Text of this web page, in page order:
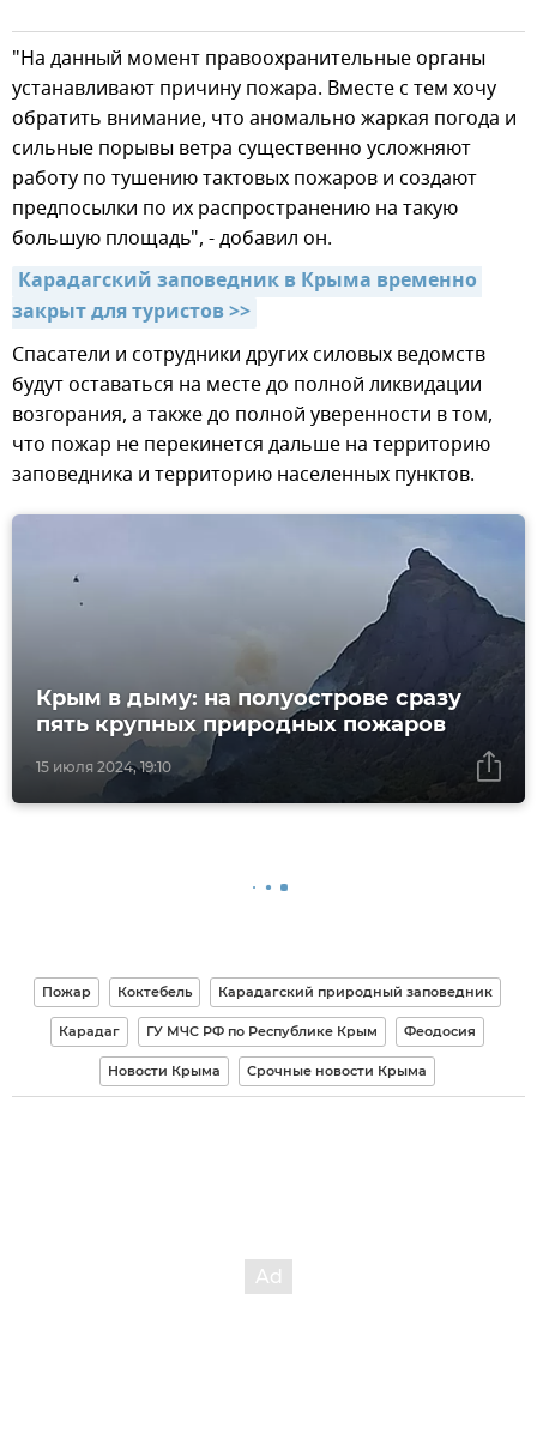
"На данный момент правоохранительные органы
устанавливают причину пожара. Вместе с тем хочу
обратить внимание, что аномально жаркая погода и
сильные порывы ветра существенно усложняют
работу по тушению тактовых пожаров и создают
предпосылки по их распространению на такую
большую площадь", - добавил он.
Карадагский заповедник в Крыма временно
закрыт для туристов >>
Спасатели и сотрудники других силовых ведомств
будут оставаться на месте до полной ликвидации
возгорания, а также до полной уверенности в том,
что пожар не перекинется дальше на территорию
заповедника и территорию населенных пунктов.
15 июля 2024, 19:10
Крым в дыму: на полуострове сразу
пять крупных природных пожаров
Пожар Коктебель Карадагский природный заповедник
Карадаг ГУ МЧС РФ по Республике Крым Феодосия
Новости Крыма Срочные новости Крыма